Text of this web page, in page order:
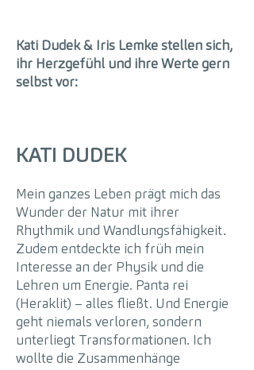
​Kati Dudek & Iris Lemke stellen sich,
ihr Herzgefühl und ihre Werte gern
selbst vor:
KATI DUDEK
Mein ganzes Leben prägt mich das
Wunder der Natur mit ihrer
Rhythmik und Wandlungsfähigkeit.
Zudem entdeckte ich früh mein
Interesse an der Physik und die
Lehren um Energie. Panta rei
(Heraklit) – alles fließt. Und Energie
geht niemals verloren, sondern
unterliegt Transformationen. Ich
wollte die Zusammenhänge